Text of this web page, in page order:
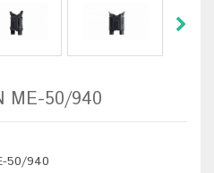
ME-50/940
50/940